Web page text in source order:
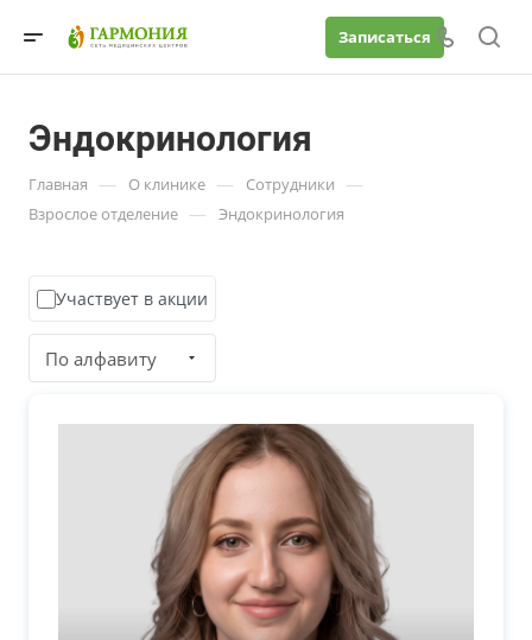
Записаться
Эндокринология
Главная — О клинике — Сотрудники —
Взрослое отделение — Эндокринология
Участвует в акции
По алфавиту